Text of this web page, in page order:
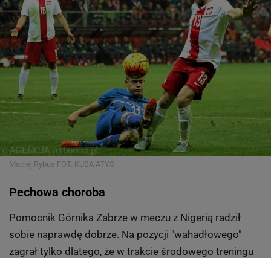
Maciej Rybus FOT. KUBA ATYS
Pechowa choroba
Pomocnik Górnika Zabrze w meczu z Nigerią radził
sobie naprawdę dobrze. Na pozycji "wahadłowego"
zagrał tylko dlatego, że w trakcie środowego treningu